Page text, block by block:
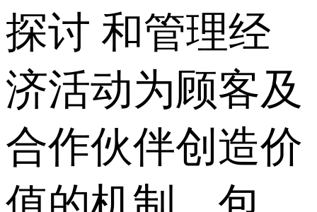
探讨 和管理经
济活动为顾客及
合作伙伴创造价